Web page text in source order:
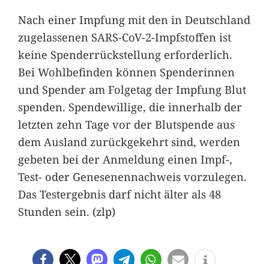
Nach einer Impfung mit den in Deutschland
zugelassenen SARS-CoV-2-Impfstoffen ist
keine Spenderrückstellung erforderlich.
Bei Wohlbefinden können Spenderinnen
und Spender am Folgetag der Impfung Blut
spenden. Spendewillige, die innerhalb der
letzten zehn Tage vor der Blutspende aus
dem Ausland zurückgekehrt sind, werden
gebeten bei der Anmeldung einen Impf-,
Test- oder Genesenennachweis vorzulegen.
Das Testergebnis darf nicht älter als 48
Stunden sein. (zlp)